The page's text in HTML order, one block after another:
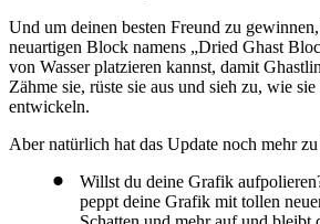
Und um deinen besten Freund zu
neuartigen Block namens „Dried Ghast
von Wasser platzieren kannst, damit
Zähme sie, rüste sie aus und sieh zu, wie
entwickeln.
Aber natürlich hat das Update noch mehr
Willst du deine Grafik
peppt deine Grafik mit tollen